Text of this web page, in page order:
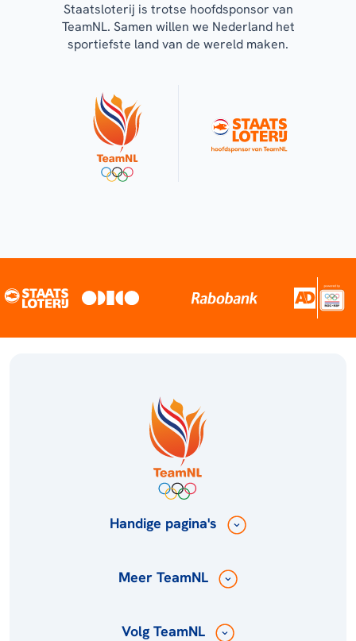
Staatsloterij is trotse hoofdsponsor van
TeamNL. Samen willen we Nederland het
sportiefste land van de wereld maken.
Handige pagina's
Meer TeamNL
Volg TeamNL